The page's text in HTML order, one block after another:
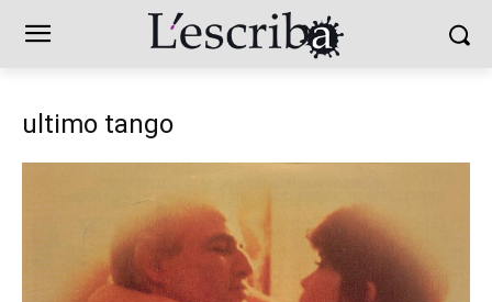
ultimo tango